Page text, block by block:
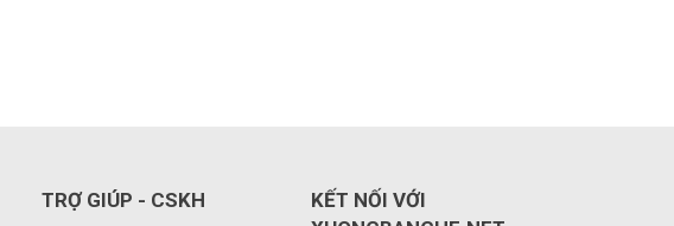
TRỢ GIÚP - CSKH
KẾT NỐI VỚI